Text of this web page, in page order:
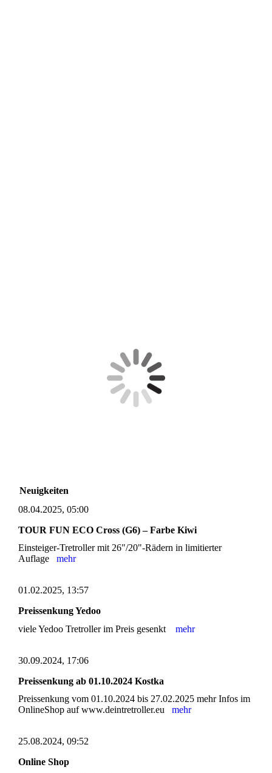
Neuigkeiten
08.04.2025, 05:00
TOUR FUN ECO Cross (G6) – Farbe Kiwi
Einsteiger-Tretroller mit 26"/20"-Rädern in limitierter
Auflage mehr
01.02.2025, 13:57
Preissenkung Yedoo
viele Yedoo Tretroller im Preis gesenkt mehr
30.09.2024, 17:06
Preissenkung ab 01.10.2024 Kostka
Preissenkung vom 01.10.2024 bis 27.02.2025 mehr Infos im
OnlineShop auf www.deintretroller.eu mehr
25.08.2024, 09:52
Online Shop